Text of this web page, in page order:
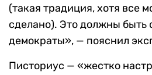
(такая традиция, хотя все
сделано). Это должны быть
демократы», — пояснил
Писториус — «жестко